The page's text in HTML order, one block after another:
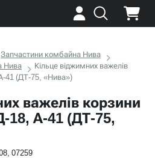
Запчастини комбайна Нива
Нива
Кільце віджимних важелів
41 (ДТ-75, «Нива»)
важелів корзини
А-41 (ДТ-75,
07259